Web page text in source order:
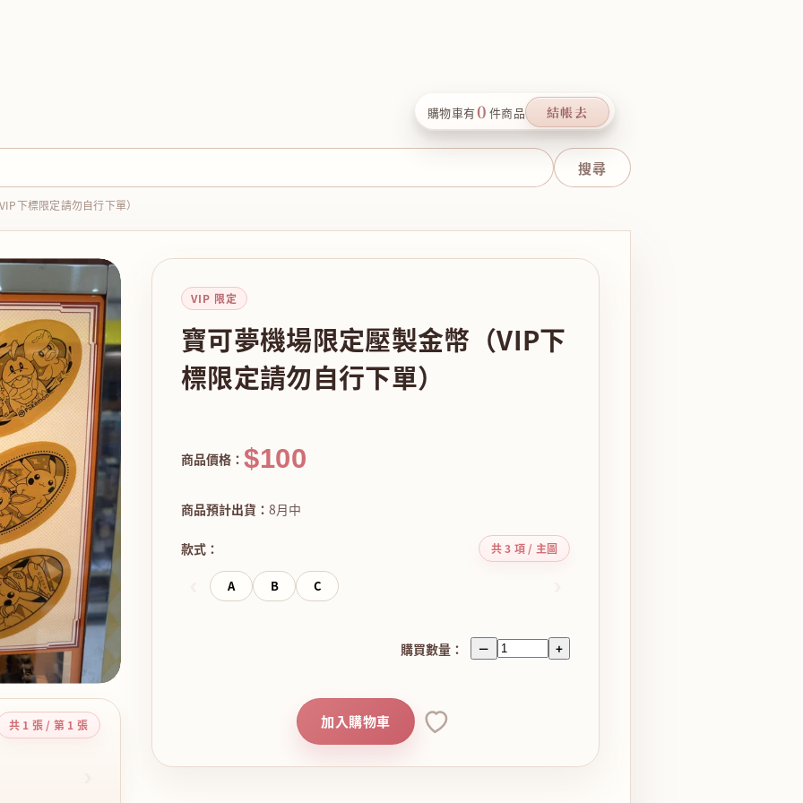
購物車有0 件商品 結帳去
下標限定請勿自行下單）
共 1 張 / 第 1 張
VIP 限定
寶可夢機場限定壓製金幣（VIP下
標限定請勿自行下單）
商品價格： $100
商品預計出貨： 8月中
款式： 共 3 項 / 主圖
A B C
購買數量： － +
加入購物車